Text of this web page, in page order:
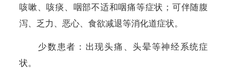
咳嗽、咳痰、咽部不适和咽痛等症状；可伴随腹
泻、乏力、恶心、食欲减退等消化道症状。
少数患者：出现头痛、头晕等神经系统症
状。